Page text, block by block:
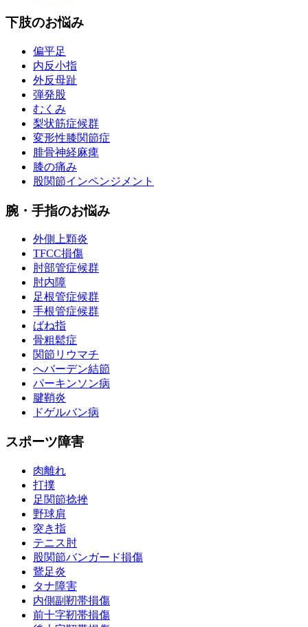
下肢のお悩み
偏平足
内反小指
外反母趾
弾発股
むくみ
梨状筋症候群
変形性膝関節症
腓骨神経麻痺
膝の痛み
股関節インペンジメント
腕・手指のお悩み
外側上顆炎
TFCC損傷
肘部管症候群
肘内障
足根管症候群
手根管症候群
ばね指
骨粗鬆症
関節リウマチ
へバーデン結節
パーキンソン病
腱鞘炎
ドゲルバン病
スポーツ障害
肉離れ
打撲
足関節捻挫
野球肩
突き指
テニス肘
股関節バンガード損傷
鵞足炎
タナ障害
内側副靭帯損傷
前十字靭帯損傷